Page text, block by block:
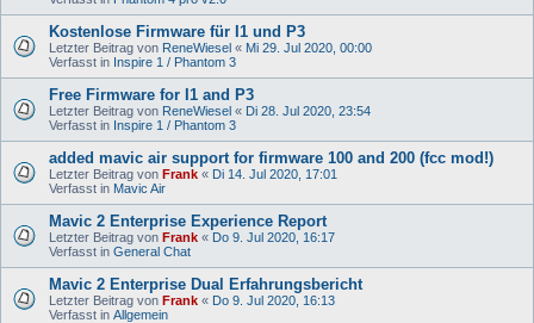
Kostenlose Firmware für I1 und P3
Letzter Beitrag von ReneWiesel « Mi 29. Jul 2020, 00:00
Verfasst in Inspire 1 / Phantom 3
Free Firmware for I1 and P3
Letzter Beitrag von ReneWiesel « Di 28. Jul 2020, 23:54
Verfasst in Inspire 1 / Phantom 3
added mavic air support for firmware 100 and 200 (fcc mod!)
Letzter Beitrag von Frank « Di 14. Jul 2020, 17:01
Verfasst in Mavic Air
Mavic 2 Enterprise Experience Report
Letzter Beitrag von Frank « Do 9. Jul 2020, 16:17
Verfasst in General Chat
Mavic 2 Enterprise Dual Erfahrungsbericht
Letzter Beitrag von Frank « Do 9. Jul 2020, 16:13
Verfasst in Allgemein